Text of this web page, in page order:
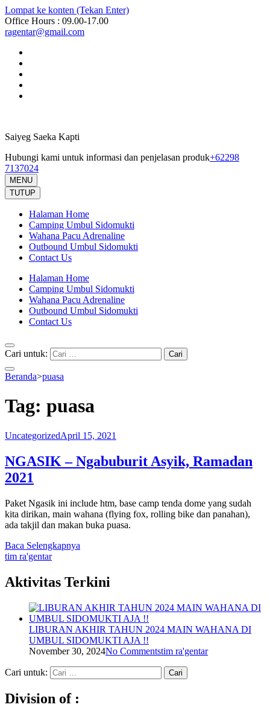
Lompat ke konten (Tekan Enter)
Office Hours : 09.00-17.00
ragentar@gmail.com
Saiyeg Saeka Kapti
Hubungi kami untuk informasi dan penjelasan produk+62298
7137024
MENU
TUTUP
Halaman Home
Camping Umbul Sidomukti
Wahana Pacu Adrenaline
Outbound Umbul Sidomukti
Contact Us
Halaman Home
Camping Umbul Sidomukti
Wahana Pacu Adrenaline
Outbound Umbul Sidomukti
Contact Us
Cari untuk:
Beranda>puasa
Tag: puasa
UncategorizedApril 15, 2021
NGASIK – Ngabuburit Asyik, Ramadan
2021
Paket Ngasik ini include htm, base camp tenda dome yang sudah
kita dirikan, main wahana (flying fox, rolling bike dan panahan),
ada takjil dan makan buka puasa.
Baca Selengkapnya
tim ra'gentar
Aktivitas Terkini
LIBURAN AKHIR TAHUN 2024 MAIN WAHANA DI
UMBUL SIDOMUKTI AJA !!
November 30, 2024No Commentstim ra'gentar
Cari untuk:
Division of :